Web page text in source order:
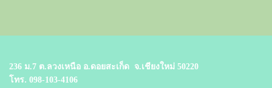
236 ม.7 ต.ลวงเหนือ อ.ดอยสะเก็ด จ.เชียงใหม่ 50220
โทร. 098-103-4106